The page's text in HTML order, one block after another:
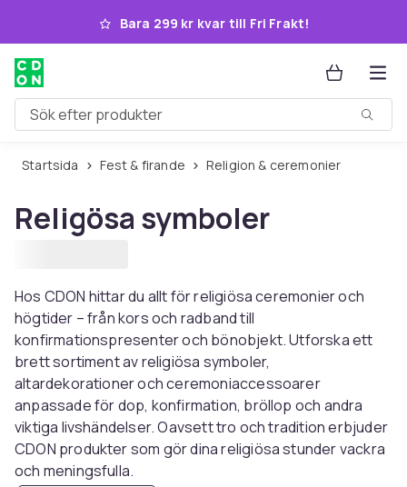
Hoppa till huvudinnehållet
Bara 299 kr kvar till Fri Frakt!
Sök efter produkter
Startsida Fest & firande Religion & ceremonier
Religösa symboler
Hos CDON hittar du allt för religiösa ceremonier och
högtider – från kors och radband till
konfirmationspresenter och bönobjekt. Utforska ett
brett sortiment av religiösa symboler,
altardekorationer och ceremoniaccessoarer
anpassade för dop, konfirmation, bröllop och andra
viktiga livshändelser. Oavsett tro och tradition erbjuder
CDON produkter som gör dina religiösa stunder vackra
och meningsfulla.